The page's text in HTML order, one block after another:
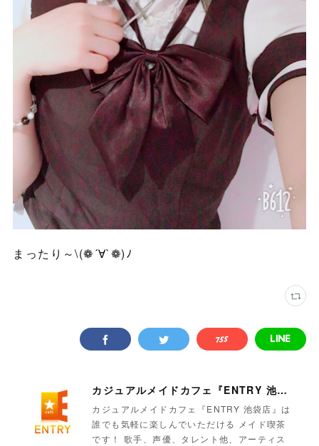
まったり～\(❁´∀`❁)ﾉ
カジュアルメイドカフェ『ENTRY 池袋店』
カジュアルメイドカフェ『ENTRY 池袋店』は
誰でも気軽に楽しんでいただける メイド喫茶
です！ 歌手、声優、タレント他、アーティス